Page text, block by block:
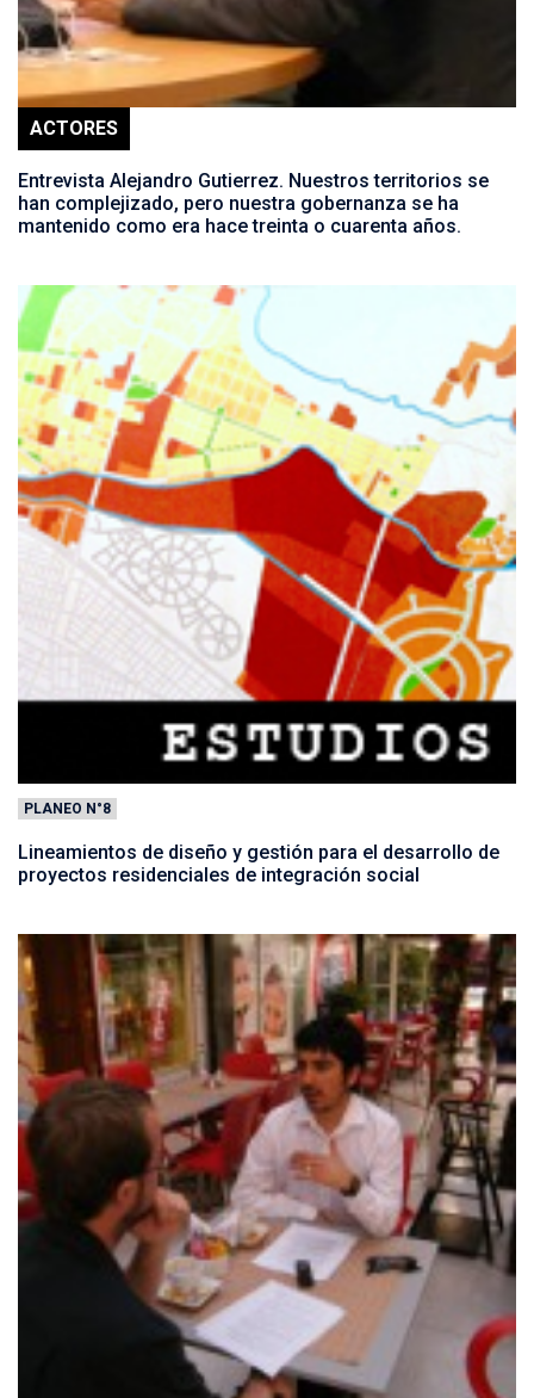
ACTORES
Entrevista Alejandro Gutierrez. Nuestros territorios se
han complejizado, pero nuestra gobernanza se ha
mantenido como era hace treinta o cuarenta años.
PLANEO N°8
Lineamientos de diseño y gestión para el desarrollo de
proyectos residenciales de integración social